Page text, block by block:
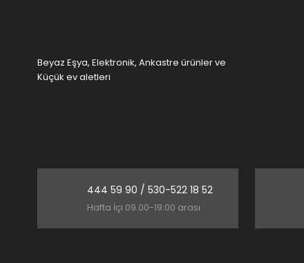
Beyaz Eşya, Elektronik, Ankastre ürünler ve
Küçük ev aletleri
444 59 90 / 530-522 18 52
Hafta İçi 09.00-19:00 arası